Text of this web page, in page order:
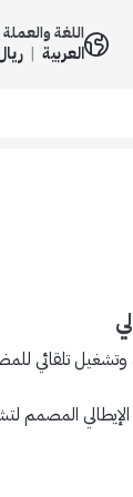
اللغة والعملة
العربية |
وتشغيل تلقائي
الإيطالي المصمم
المضخة ويمنع